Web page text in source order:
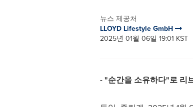
뉴스 제공처
LLOYD Lifestyle GmbH
2025년 01월 06일 19:01 KST
- "순간을 소유하다"로 리